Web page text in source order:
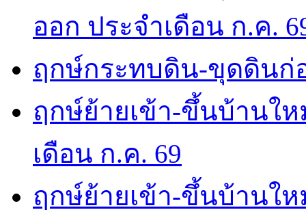
ออก ประจำเดือน ก.ค.
ฤกษ์กระทบดิน-ขุดดินก่
ฤกษ์ย้ายเข้า-ขึ้นบ้านใ
เดือน ก.ค. 69
ฤกษ์ย้ายเข้า-ขึ้นบ้านใ